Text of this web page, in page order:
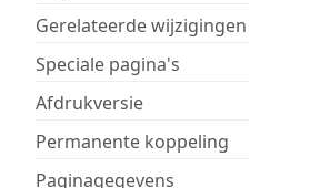
Gerelateerde wijzigingen
Speciale pagina's
Afdrukversie
Permanente koppeling
Paginagegevens